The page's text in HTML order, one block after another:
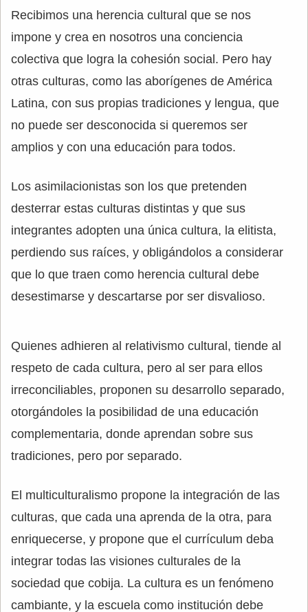
Recibimos una herencia cultural que se nos
impone y crea en nosotros una conciencia
colectiva que logra la cohesión social. Pero hay
otras culturas, como las aborígenes de América
Latina, con sus propias tradiciones y lengua, que
no puede ser desconocida si queremos ser
amplios y con una educación para todos.
Los asimilacionistas son los que pretenden
desterrar estas culturas distintas y que sus
integrantes adopten una única cultura, la elitista,
perdiendo sus raíces, y obligándolos a considerar
que lo que traen como herencia cultural debe
desestimarse y descartarse por ser disvalioso.
Quienes adhieren al relativismo cultural, tiende al
respeto de cada cultura, pero al ser para ellos
irreconciliables, proponen su desarrollo separado,
otorgándoles la posibilidad de una educación
complementaria, donde aprendan sobre sus
tradiciones, pero por separado.
El multiculturalismo propone la integración de las
culturas, que cada una aprenda de la otra, para
enriquecerse, y propone que el currículum deba
integrar todas las visiones culturales de la
sociedad que cobija. La cultura es un fenómeno
cambiante, y la escuela como institución debe